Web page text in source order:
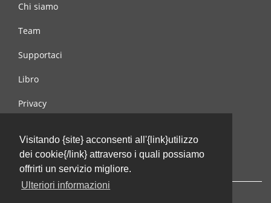
Visitando {site} acconsenti all'{link}utilizzo
dei cookie{/link} attraverso i quali possiamo
offrirti un servizio migliore.
Ulteriori informazioni
Chi siamo
Team
Supportaci
Libro
Privacy
Contattaci